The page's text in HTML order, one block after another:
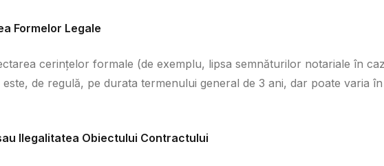
Formelor Legale
cerințelor formale (de exemplu, lipsa semnăturilor notariale în
de regulă, pe durata termenului general de 3 ani, dar poate varia în
Ilegalitatea Obiectului Contractului